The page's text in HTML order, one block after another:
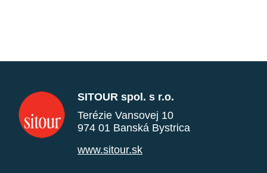
SITOUR spol. s r.o.
Terézie Vansovej 10
974 01 Banská Bystrica
www.sitour.sk